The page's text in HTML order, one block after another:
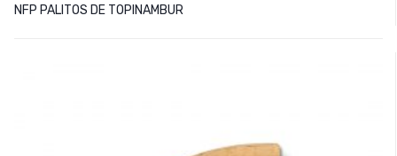
NFP PALITOS DE TOPINAMBUR